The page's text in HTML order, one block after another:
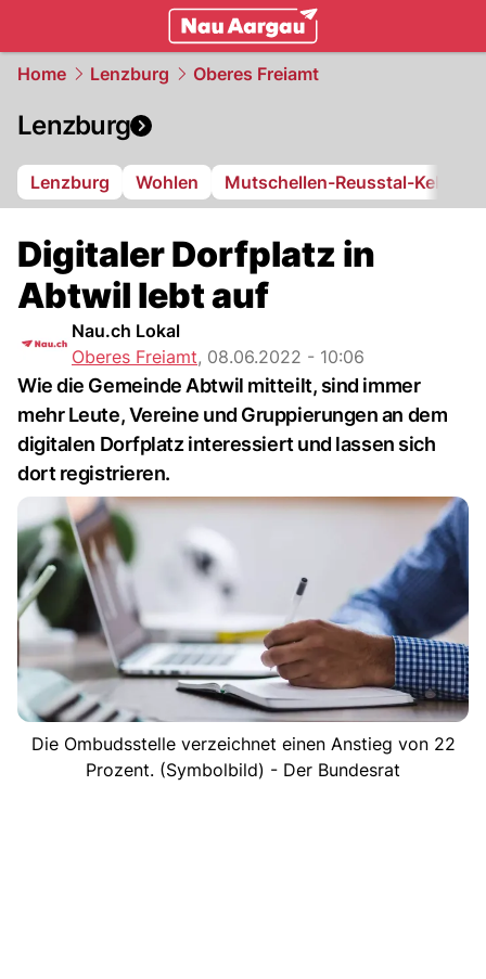
Home Lenzburg Oberes Freiamt
Lenzburg
Lenzburg Wohlen Mutschellen-Reusstal-
Digitaler Dorfplatz in
Abtwil lebt auf
Nau.ch Lokal
Oberes Freiamt, 08.06.2022 - 10:06
Wie die Gemeinde Abtwil mitteilt, sind immer
mehr Leute, Vereine und Gruppierungen an dem
digitalen Dorfplatz interessiert und lassen sich
dort registrieren.
Die Ombudsstelle verzeichnet einen Anstieg von 22
Prozent. (Symbolbild) - Der Bundesrat